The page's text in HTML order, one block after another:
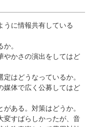
うに情報共有している
。
やかさの演出をしてはど
はどうなっているか。
媒体で広く公募してはど
ある。対策はどうか。
変すばらしかったが、音